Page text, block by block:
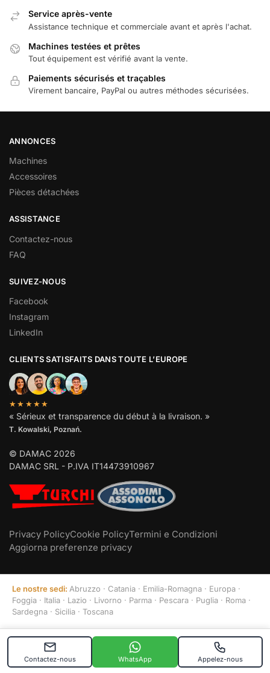
Service après-vente
Assistance technique et commerciale avant et après l'achat.
Machines testées et prêtes
Tout équipement est vérifié avant la vente.
Paiements sécurisés et traçables
Virement bancaire, PayPal ou autres méthodes sécurisées.
ANNONCES
Machines
Accessoires
Pièces détachées
ASSISTANCE
Contactez-nous
FAQ
SUIVEZ-NOUS
Facebook
Instagram
LinkedIn
CLIENTS SATISFAITS DANS TOUTE L’EUROPE
★★★★★
« Sérieux et transparence du début à la livraison. »
T. Kowalski, Poznań.
© DAMAC 2026
DAMAC SRL - P.IVA IT14473910967
Privacy PolicyCookie PolicyTermini e Condizioni
Aggiorna preferenze privacy
Contactez-nous WhatsApp Appelez-nous
Le nostre sedi: Abruzzo · Catania · Emilia-Romagna · Europa ·
Foggia · Italia · Lazio · Livorno · Parma · Pescara · Puglia · Roma ·
Sardegna · Sicilia · Toscana